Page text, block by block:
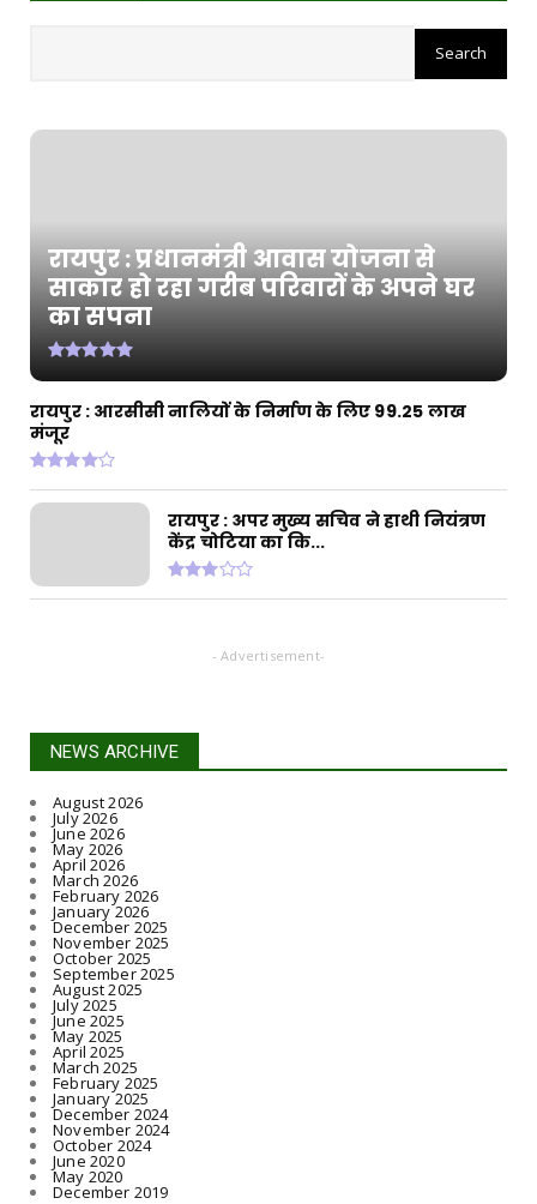
रायपुर : छत्तीसगढ़ आबकारी विभाग की बड़ी कार्रवाई
रायपुर : राज्यपाल श्री डेका और मुख्यमंत्री श्री साय की
उपस्थ...
गरीब परिवार...
रायपुर : प्रधानमंत्री आवास योजना से
साकार हो रहा गरीब परिवारों के अपने घर
का सपना
रायपुर : आरसीसी नालियों के निर्माण के लिए 99.25 लाख
मंजूर
रायपुर : अपर मुख्य सचिव ने हाथी नियंत्रण
केंद्र चोटिया का कि...
- Advertisement-
NEWS ARCHIVE
August 2026
July 2026
June 2026
May 2026
April 2026
March 2026
February 2026
January 2026
December 2025
November 2025
October 2025
September 2025
August 2025
July 2025
June 2025
May 2025
April 2025
March 2025
February 2025
January 2025
December 2024
November 2024
October 2024
June 2020
May 2020
December 2019